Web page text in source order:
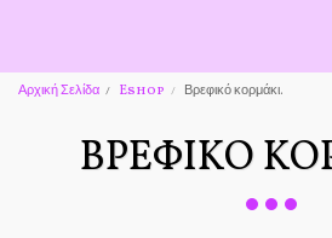
Αρχική Σελίδα Eshop Βρεφικό κορμάκι.
ΒΡΕΦΙΚΌ